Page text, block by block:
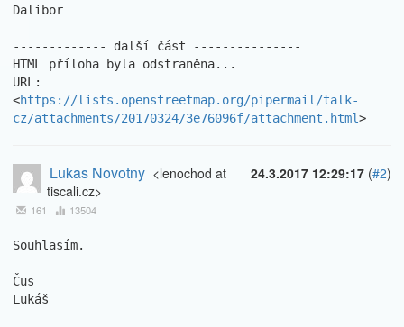
Dalibor
------------- další část ---------------
HTML příloha byla odstraněna...
URL:
<https://lists.openstreetmap.org/pipermail/talk-
cz/attachments/20170324/3e76096f/attachment.html>
24.3.2017 12:29:17 (#2)
Lukas Novotny <lenochod at
tiscali.cz>
161 13504
Souhlasím.
Čus
Lukáš